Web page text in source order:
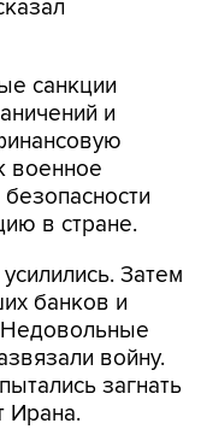
санкции
и
военное
в стране.
Затем
банков и
войну.
загнать
Ирана.